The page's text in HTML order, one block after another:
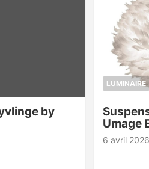
by
LUMINAIRE
Umage
6 avril 2026